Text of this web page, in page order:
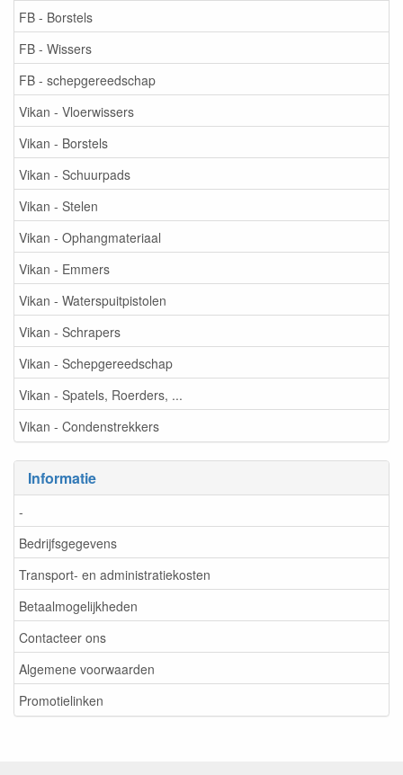
FB - Borstels
FB - Wissers
FB - schepgereedschap
Vikan - Vloerwissers
Vikan - Borstels
Vikan - Schuurpads
Vikan - Stelen
Vikan - Ophangmateriaal
Vikan - Emmers
Vikan - Waterspuitpistolen
Vikan - Schrapers
Vikan - Schepgereedschap
Vikan - Spatels, Roerders, ...
Vikan - Condenstrekkers
Informatie
-
Bedrijfsgegevens
Transport- en administratiekosten
Betaalmogelijkheden
Contacteer ons
Algemene voorwaarden
Promotielinken